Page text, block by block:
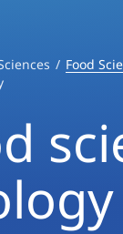
Food